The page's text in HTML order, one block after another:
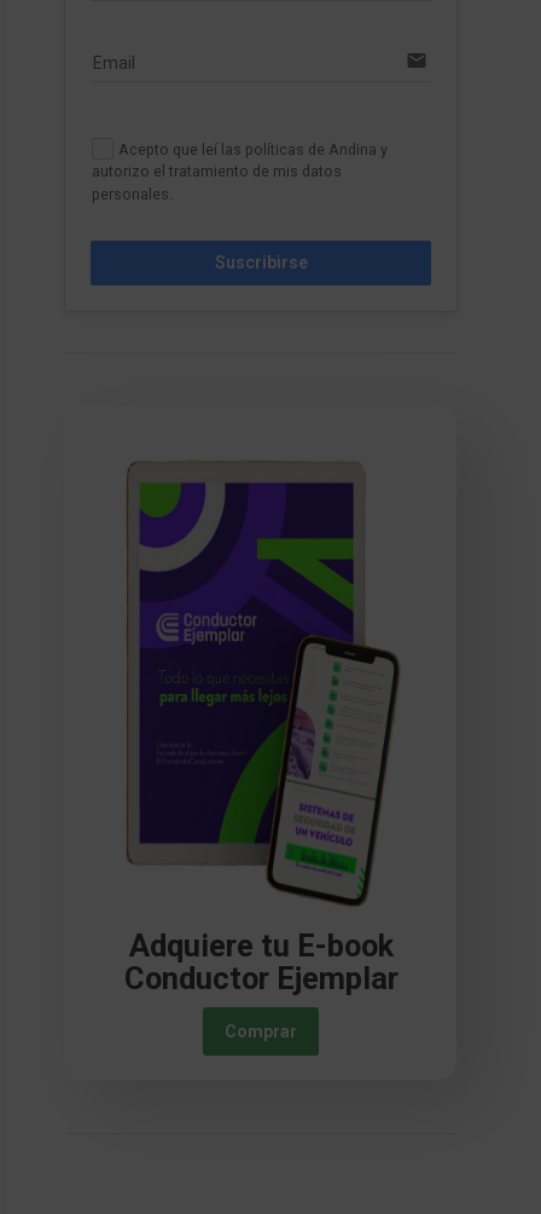
Email email
Acepto que leí las políticas de Andina y
autorizo el tratamiento de mis datos
personales.
Suscribirse
Adquiere tu E-book
Conductor Ejemplar
Comprar